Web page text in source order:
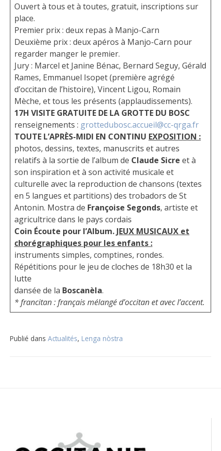
Ouvert à tous et à toutes, gratuit, inscriptions sur
place.
Premier prix : deux repas à Manjo-Carn
Deuxième prix : deux apéros à Manjo-Carn pour
regarder manger le premier.
Jury : Marcel et Janine Bénac, Bernard Seguy, Gérald
Rames, Emmanuel Isopet (première agrégé
d’occitan de l’histoire), Vincent Ligou, Romain
Mèche, et tous les présents (applaudissements).
17H VISITE GRATUITE DE LA GROTTE DU BOSC
renseignements : grottedubosc.accueil@cc-qrga.fr
TOUTE L’APRÈS-MIDI EN CONTINU EXPOSITION :
photos, dessins, textes, manuscrits et autres
relatifs à la sortie de l’album de Claude Sicre et à
son inspiration et à son activité musicale et
culturelle avec la reproduction de chansons (textes
en 5 langues et partitions) des trobadors de St
Antonin. Mostra de Françoise Segonds, artiste et
agricultrice dans le pays cordais
Coin Écoute pour l’Album. JEUX MUSICAUX et
chorégraphiques pour les enfants :
instruments simples, comptines, rondes.
Répétitions pour le jeu de cloches de 18h30 et la
lutte
dansée de la Boscanèla.
* francitan : français mélangé d’occitan et avec l’accent.
Publié dans Actualités, Lenga nòstra